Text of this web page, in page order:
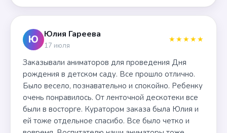
Ю Юлия Гареева
17 июля
★★★★★
Заказывали аниматоров для проведения Дня
рождения в детском саду. Все прошло отлично.
Было весело, познавательно и спокойно. Ребенку
очень понравилось. От ленточной дескотеки все
были в восторге. Куратором заказа была Юлия и
ей тоже отдельное спасибо. Все было четко и